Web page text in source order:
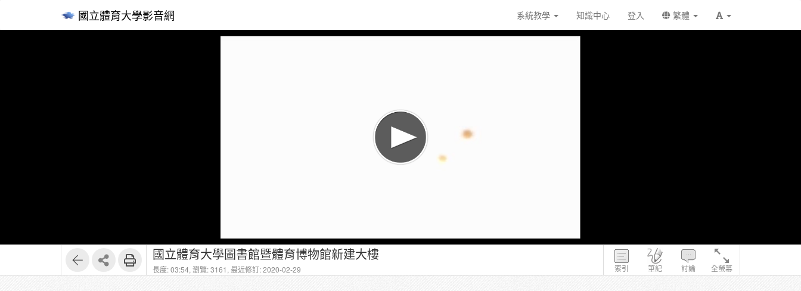
國立體育大學影音網 系統教學 知識中心 登入 繁體
索引 筆記 討論 全螢幕
國立體育大學圖書館暨體育博物館新建大樓
長度: 03:54, 瀏覽: 3161, 最近修訂: 2020-02-29